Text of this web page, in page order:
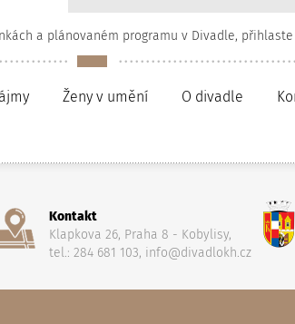
a plánovaném programu v Divadle,
Ženy v umění O divadle
Kontakt
Klapkova 26, Praha 8 - Kobylisy,
tel.: 284 681 103, info@divadlokh.cz